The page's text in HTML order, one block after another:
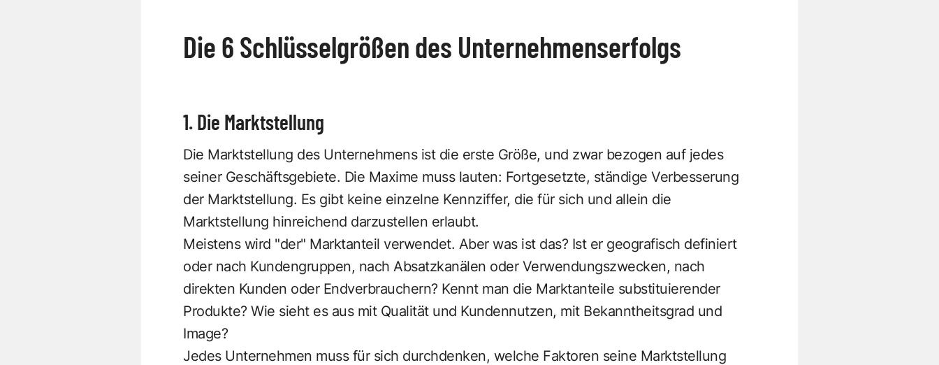
Die 6 Schlüsselgrößen des Unternehmenserfolgs
1. Die Marktstellung
Die Marktstellung des Unternehmens ist die erste Größe, und zwar bezogen auf jedes
seiner Geschäftsgebiete. Die Maxime muss lauten: Fortgesetzte, ständige Verbesserung
der Marktstellung. Es gibt keine einzelne Kennziffer, die für sich und allein die
Marktstellung hinreichend darzustellen erlaubt.
Meistens wird "der" Marktanteil verwendet. Aber was ist das? Ist er geografisch definiert
oder nach Kundengruppen, nach Absatzkanälen oder Verwendungszwecken, nach
direkten Kunden oder Endverbrauchern? Kennt man die Marktanteile substituierender
Produkte? Wie sieht es aus mit Qualität und Kundennutzen, mit Bekanntheitsgrad und
Image?
Jedes Unternehmen muss für sich durchdenken, welche Faktoren seine Marktstellung